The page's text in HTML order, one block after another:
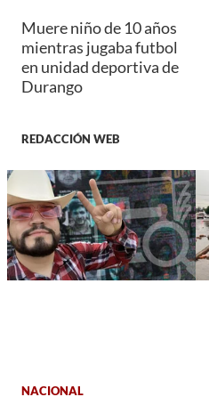
Muere niño de 10 años
mientras jugaba futbol
en unidad deportiva de
Durango
REDACCIÓN WEB
NACIONAL